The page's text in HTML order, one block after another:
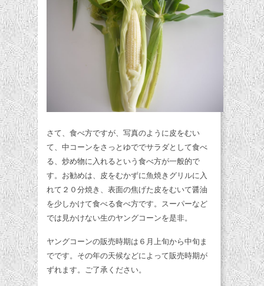
さて、食べ方ですが、写真のように皮をむい
て、中コーンをさっとゆででサラダとして食べ
る、炒め物に入れるという食べ方が一般的で
す。お勧めは、皮をむかずに魚焼きグリルに入
れて２０分焼き、表面の焦げた皮をむいて醤油
を少しかけて食べる食べ方です。スーパーなど
では見かけない生のヤングコーンを是非。
ヤングコーンの販売時期は６月上旬から中旬ま
でです。その年の天候などによって販売時期が
ずれます。ご了承ください。